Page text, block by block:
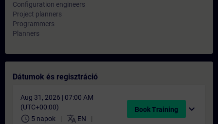
Configuration engineers
Project planners
Programmers
Planners
Dátumok és regisztráció
Aug 31, 2026 | 07:00 AM
(UTC+00:00)
schedule 5 napok translate EN
Book Training expand_more